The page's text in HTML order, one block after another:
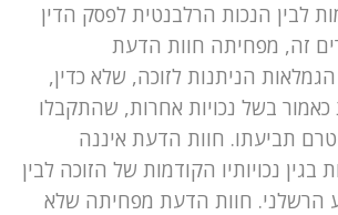
לבין הנכות הרלבנטית לפסק הדין
זה, מפחיתה חוות הדעת
הניתנות לזוכה, שלא כדין,
בשל נכויות אחרות, שהתקבלו
טרם תביעתו. חוות הדעת איננה
בגין נכויותיו הקודמות של הזוכה לבין
הרשלני. חוות הדעת מפחיתה שלא